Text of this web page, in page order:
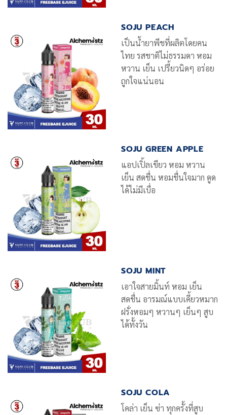
SOJU PEACH
เป็นน้ำยาพีชที่ผลิตโดยคน
ไทย รสชาติไม่ธรรมดา หอม
หวาน เย็น เปรี้ยวนิดๆ อร่อย
ถูกใจแน่นอน
SOJU GREEN APPLE
แอปเปิ้ลเขียว หอม หวาน
เย็น สดชื่น หอมชื่นใจมาก ดูด
ได้ไม่มีเบื่อ
SOJU MINT
เอาใจสายมิ้นท์ หอม เย็น
สดชื่น อารมณ์แบบเคี้ยวหมาก
ฝรั่งหอมๆ หวานๆ เย็นๆ สูบ
ได้ทั้งวัน
SOJU COLA
โคล่า เย็น ซ่า ทุกครั้งที่สูบ